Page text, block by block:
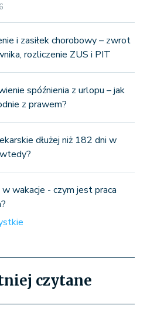
i zasiłek chorobowy – zwrot
rozliczenie ZUS i PIT
spóźnienia z urlopu – jak
z prawem?
dłużej niż 182 dni w
wakacje - czym jest praca
czytane